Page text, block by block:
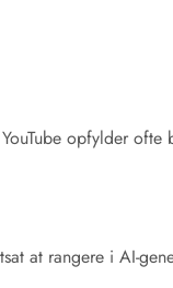
opfylder
at rangere i AI-